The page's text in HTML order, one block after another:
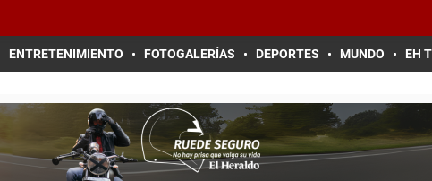
ENTRETENIMIENTO FOTOGALERÍAS DEPORTES MUNDO EH